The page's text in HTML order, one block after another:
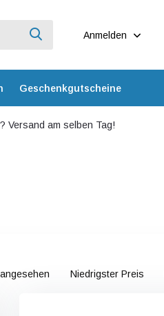
Anmelden
Geschenkgutscheine
Versand am selben Tag!
Niedrigster Preis